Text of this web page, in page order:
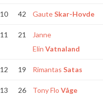
10 42 GauteSkar-Hovde
11 21
Janne
Elin Vatnaland
12 19 Rimantas Satas
13 26 Tony Flo Våge